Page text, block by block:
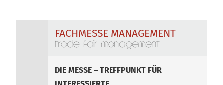
FACHMESSE MANAGEMENT
DIE MESSE – TREFFPUNKT FÜR